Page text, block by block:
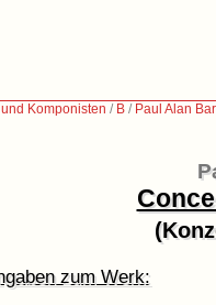
Komponisten / B / Paul Alan
zum Werk: